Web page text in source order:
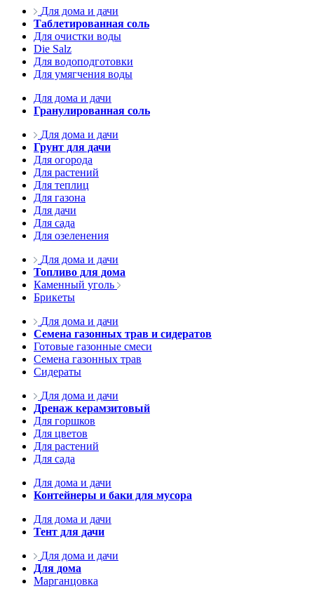
Для дома и дачи
Таблетированная соль
Для очистки воды
Die Salz
Для водоподготовки
Для умягчения воды
Для дома и дачи
Гранулированная соль
Для дома и дачи
Грунт для дачи
Для огорода
Для растений
Для теплиц
Для газона
Для дачи
Для сада
Для озеленения
Для дома и дачи
Топливо для дома
Каменный уголь
Брикеты
Для дома и дачи
Семена газонных трав и сидератов
Готовые газонные смеси
Семена газонных трав
Сидераты
Для дома и дачи
Дренаж керамзитовый
Для горшков
Для цветов
Для растений
Для сада
Для дома и дачи
Контейнеры и баки для мусора
Для дома и дачи
Тент для дачи
Для дома и дачи
Для дома
Марганцовка